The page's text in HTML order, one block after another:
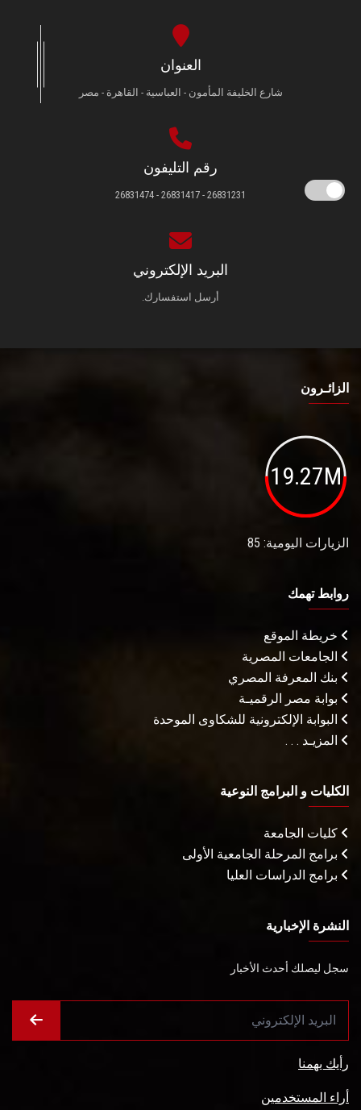
العنوان
شارع الخليفة المأمون - العباسية - القاهرة - مصر
رقم التليفون
26831231 - 26831417 - 26831474
البريد الإلكتروني
أرسل استفسارك.
الزائـرون
19.27M
الزيارات اليومية: 85
روابط تهمك
خريطة الموقع
الجامعات المصرية
بنك المعرفة المصري
بوابة مصر الرقميـة
البوابة الإلكترونية للشكاوى الموحدة
المزيـد . . .
الكليات و البرامج النوعية
كليات الجامعة
برامج المرحلة الجامعية الأولى
برامج الدراسات العليا
النشرة الإخبارية
سجل ليصلك أحدث الأخبار
رأيك يهمنا
أراء المستخدمين